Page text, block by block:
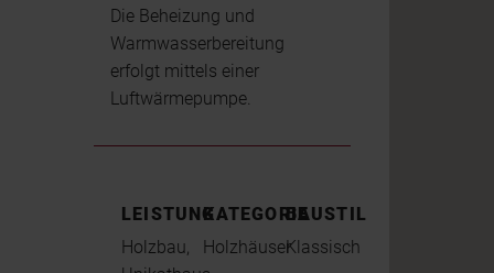
Die Beheizung und
Warmwasserbereitung
erfolgt mittels einer
Luftwärmepumpe.
LEISTUNG
Holzbau,
KATEGORIE
Holzhäuser
BAUSTIL
Klassisch